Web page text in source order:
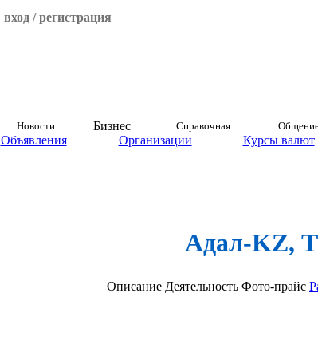
вход / регистрация
Новости Бизнес Справочная
Объявления Организации Курсы валют
Адал-KZ,
Описание Деятельность Фото-прайс